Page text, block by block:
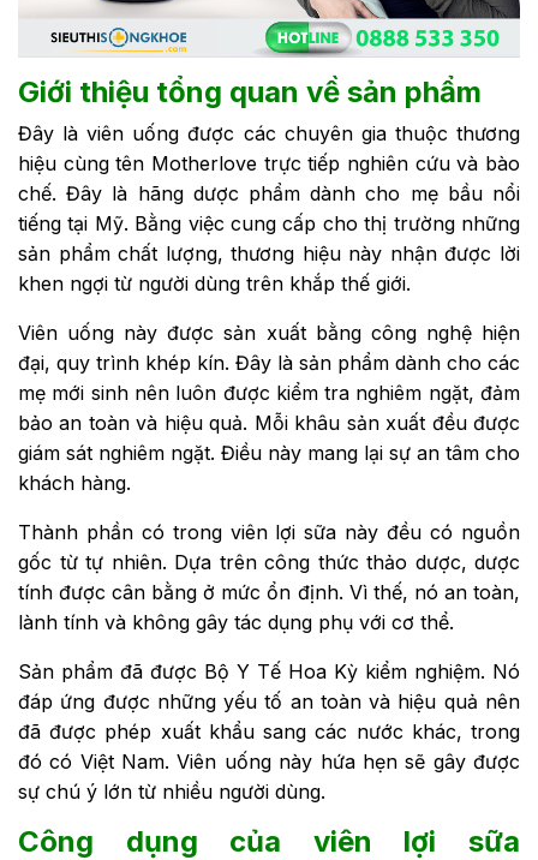
Giới thiệu tổng quan về sản phẩm
Đây là viên uống được các chuyên gia thuộc thương
hiệu cùng tên Motherlove trực tiếp nghiên cứu và bào
chế. Đây là hãng dược phẩm dành cho mẹ bầu nổi
tiếng tại Mỹ. Bằng việc cung cấp cho thị trường những
sản phẩm chất lượng, thương hiệu này nhận được lời
khen ngợi từ người dùng trên khắp thế giới.
Viên uống này được sản xuất bằng công nghệ hiện
đại, quy trình khép kín. Đây là sản phẩm dành cho các
mẹ mới sinh nên luôn được kiểm tra nghiêm ngặt, đảm
bảo an toàn và hiệu quả. Mỗi khâu sản xuất đều được
giám sát nghiêm ngặt. Điều này mang lại sự an tâm cho
khách hàng.
Thành phần có trong viên lợi sữa này đều có nguồn
gốc từ tự nhiên. Dựa trên công thức thảo dược, dược
tính được cân bằng ở mức ổn định. Vì thế, nó an toàn,
lành tính và không gây tác dụng phụ với cơ thể.
Sản phẩm đã được Bộ Y Tế Hoa Kỳ kiểm nghiệm. Nó
đáp ứng được những yếu tố an toàn và hiệu quả nên
đã được phép xuất khẩu sang các nước khác, trong
đó có Việt Nam. Viên uống này hứa hẹn sẽ gây được
sự chú ý lớn từ nhiều người dùng.
Công dụng của viên lợi sữa